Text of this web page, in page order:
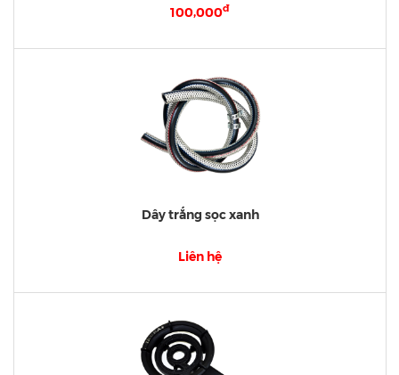
100,000đ
Dây trắng sọc xanh
Liên hệ